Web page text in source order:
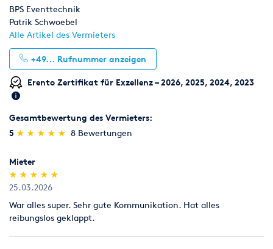
Registerblatt: HRA 25532
Registergericht: Amtsgericht Düsseldorf
Vertretungsberechtigte: Herr Patrik Schwoebel
BPS Eventtechnik
Patrik Schwoebel
Alle Artikel des Vermieters
+49... Rufnummer anzeigen
Erento Zertifikat für Exzellenz – 2026, 2025, 2024, 2023
Gesamtbewertung des Vermieters:
5 (*)
★
★
(*) ★
★
(*) ★
★
(*) ★
★
(*) ★
★ 8 Bewertungen
Mieter
(*)
★
★
(*) ★
★
(*) ★
★
(*) ★
★
(*) ★
★
25.03.2026
War alles super. Sehr gute Kommunikation. Hat alles
reibungslos geklappt.